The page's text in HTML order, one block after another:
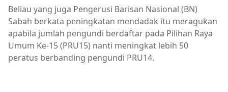
Beliau yang juga Pengerusi Barisan Nasional (BN)
Sabah berkata peningkatan mendadak itu meragukan
apabila jumlah pengundi berdaftar pada Pilihan Raya
Umum Ke-15 (PRU15) nanti meningkat lebih 50
peratus berbanding pengundi PRU14.